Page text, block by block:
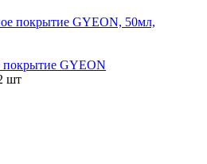
покрытие GYEON
шт